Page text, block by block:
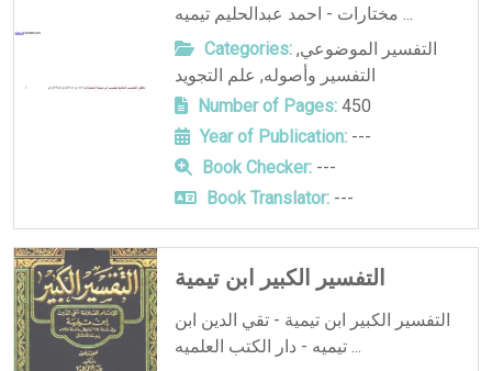
مختارات - احمد عبدالحليم تيميه ...
Categories: التفسير الموضوعي,
التفسير وأصوله, علم التجويد
Number of Pages:450
Year of Publication:---
Book Checker:---
Book Translator:---
التفسير الكبير ابن تيمية
التفسير الكبير ابن تيمية - تقي الدين ابن
تيميه - دار الكتب العلميه ...